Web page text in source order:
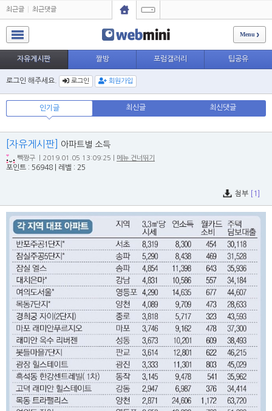
최근글 최근댓글
Menu
자유게시판 짤방 포럼갤러리 팁공유
로그인 해주세요. 로그인 회원가입
인기글 최신글 최신댓글
[자유게시판] 아파트별 소득
빽짱구 | 2019.01.05 13:09:25 | 메뉴 건너뛰기
포인트 : 56948 레벨 : 25
첨부 [1]